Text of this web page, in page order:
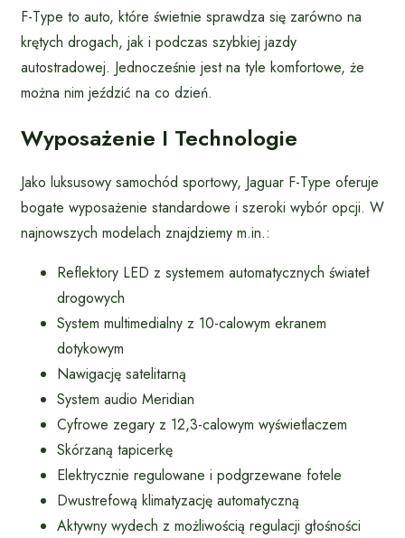
F-Type to auto, które świetnie sprawdza się zarówno na
krętych drogach, jak i podczas szybkiej jazdy
autostradowej. Jednocześnie jest na tyle komfortowe, że
można nim jeździć na co dzień.
Wyposażenie I Technologie
Jako luksusowy samochód sportowy, Jaguar F-Type oferuje
bogate wyposażenie standardowe i szeroki wybór opcji. W
najnowszych modelach znajdziemy m.in.:
Reflektory LED z systemem automatycznych świateł
drogowych
System multimedialny z 10-calowym ekranem
dotykowym
Nawigację satelitarną
System audio Meridian
Cyfrowe zegary z 12,3-calowym wyświetlaczem
Skórzaną tapicerkę
Elektrycznie regulowane i podgrzewane fotele
Dwustrefową klimatyzację automatyczną
Aktywny wydech z możliwością regulacji głośności